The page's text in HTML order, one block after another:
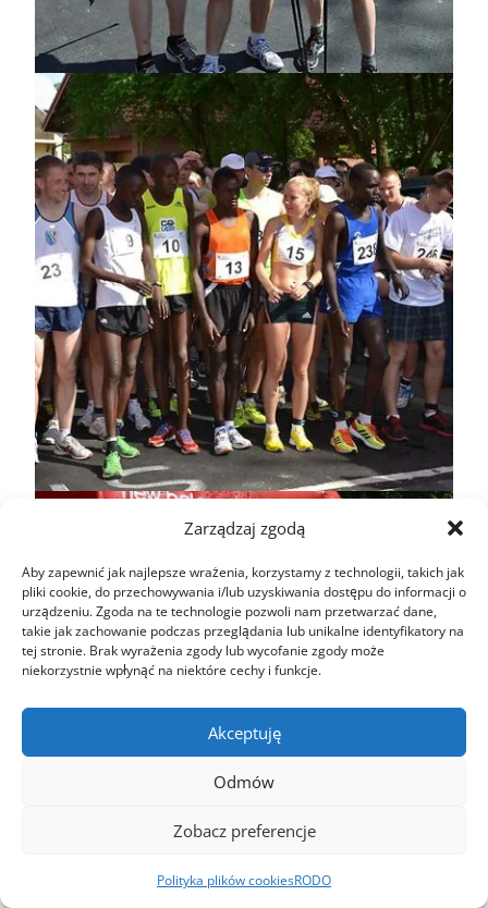
Zarządzaj zgodą
Aby zapewnić jak najlepsze wrażenia, korzystamy z technologii, takich jak
pliki cookie, do przechowywania i/lub uzyskiwania dostępu do informacji o
urządzeniu. Zgoda na te technologie pozwoli nam przetwarzać dane,
takie jak zachowanie podczas przeglądania lub unikalne identyfikatory na
tej stronie. Brak wyrażenia zgody lub wycofanie zgody może
niekorzystnie wpłynąć na niektóre cechy i funkcje.
Akceptuję
Odmów
Zobacz preferencje
Polityka plików cookiesRODO